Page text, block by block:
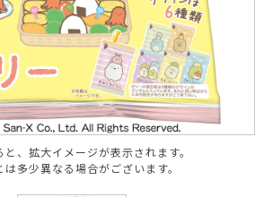
、拡大イメージが表示されます。
多少異なる場合がございます。